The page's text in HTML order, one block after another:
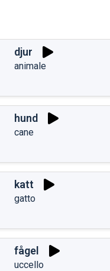
djur
animale
hund
cane
katt
gatto
fågel
uccello